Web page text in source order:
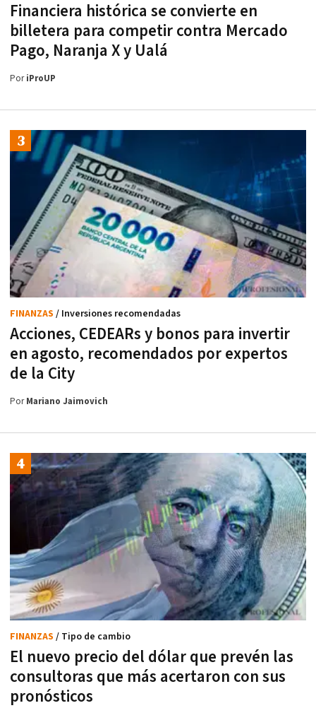
Financiera histórica se convierte en
billetera para competir contra Mercado
Pago, Naranja X y Ualá
PoriProUP
Acciones, CEDEARs y bonos para invertir
en agosto, recomendados por expertos
de la City
FINANZAS / Inversiones recomendadas
PorMariano Jaimovich
El nuevo precio del dólar que prevén las
consultoras que más acertaron con sus
pronósticos
FINANZAS / Tipo de cambio